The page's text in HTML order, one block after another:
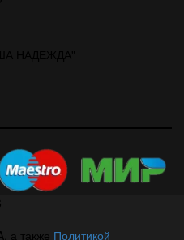
а также Политикой